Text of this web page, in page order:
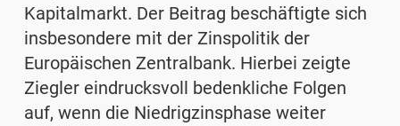
Kapitalmarkt. Der Beitrag beschäftigte sich
insbesondere mit der Zinspolitik der
Europäischen Zentralbank. Hierbei zeigte
Ziegler eindrucksvoll bedenkliche Folgen
auf, wenn die Niedrigzinsphase weiter